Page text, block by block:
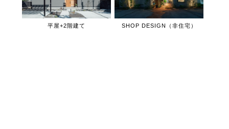
平屋+2階建て SHOP DESIGN（非住宅）